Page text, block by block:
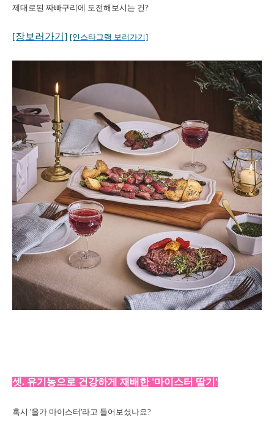
제대로된 짜빠구리에 도전해보시는 건?
[장보러가기] [인스타그램 보러가기]
셋. 유기농으로 건강하게 재배한 '마이스터 딸기'
혹시 '올가 마이스터'라고 들어보셨나요?